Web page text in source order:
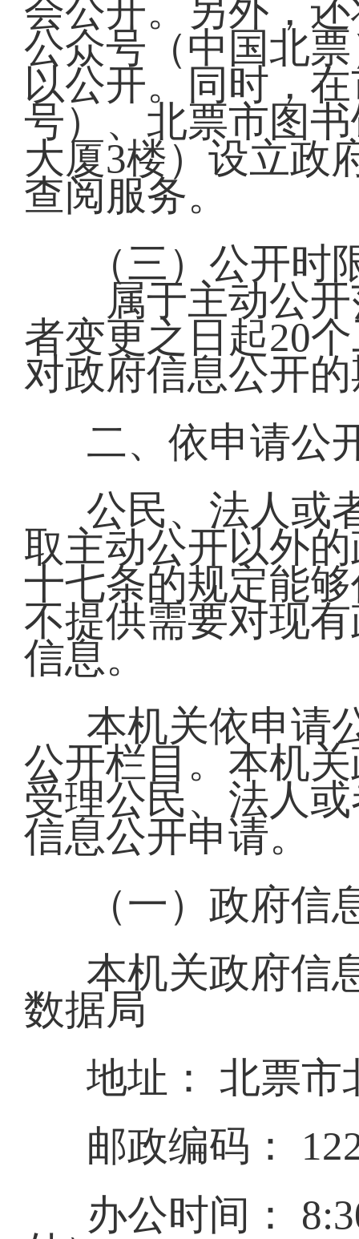
会公开。另外，
公众号（中国北
以公开。同时，
号）、北票市图
大厦3楼）设立政
查阅服务。
（三）公开时
属于主动公开
者变更之日起20
对政府信息公开
二、依申请公
公民、法人或
取主动公开以外
十七条的规定能
不提供需要对现
信息。
本机关依申请
公开栏目。本机
受理公民、法人
信息公开申请。
（一）政府
本机关政府信
数据局
地址： 北票市
邮政编码：
办公时间：